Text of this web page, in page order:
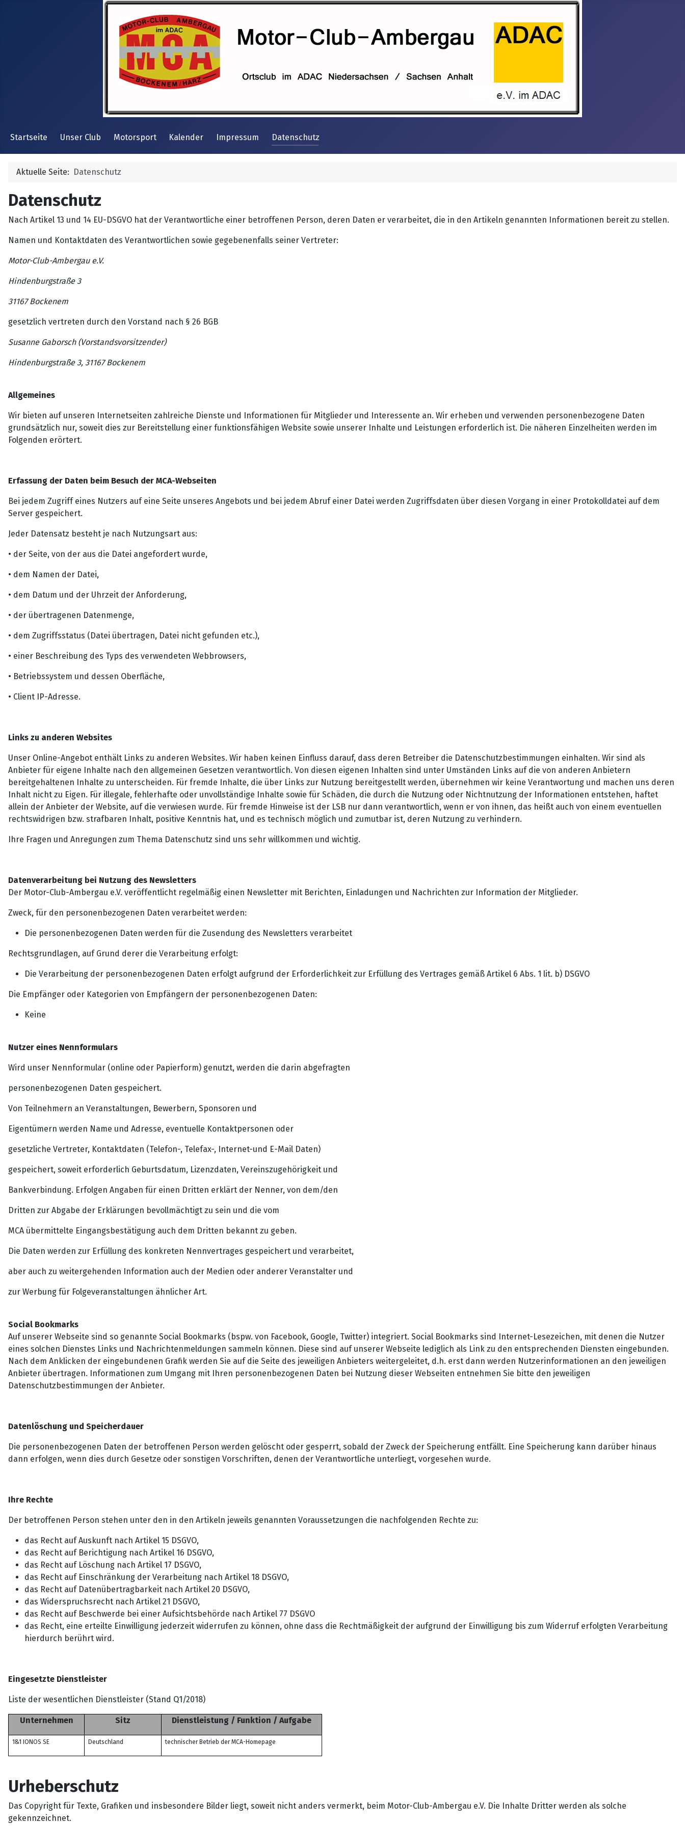
Startseite Unser Club Motorsport Kalender Impressum Datenschutz
Aktuelle Seite: Datenschutz
Datenschutz
Nach Artikel 13 und 14 EU-DSGVO hat der Verantwortliche einer betroffenen Person, deren Daten er verarbeitet, die in den Artikeln genannten Informationen bereit zu stellen.
Namen und Kontaktdaten des Verantwortlichen sowie gegebenenfalls seiner Vertreter:
Motor-Club-Ambergau e.V.
Hindenburgstraße 3
31167 Bockenem
gesetzlich vertreten durch den Vorstand nach § 26 BGB
Susanne Gaborsch (Vorstandsvorsitzender)
Hindenburgstraße 3, 31167 Bockenem
Allgemeines
Wir bieten auf unseren Internetseiten zahlreiche Dienste und Informationen für Mitglieder und Interessente an. Wir erheben und verwenden personenbezogene Daten
grundsätzlich nur, soweit dies zur Bereitstellung einer funktionsfähigen Website sowie unserer Inhalte und Leistungen erforderlich ist. Die näheren Einzelheiten werden im
Folgenden erörtert.
Erfassung der Daten beim Besuch der MCA-Webseiten
Bei jedem Zugriff eines Nutzers auf eine Seite unseres Angebots und bei jedem Abruf einer Datei werden Zugriffsdaten über diesen Vorgang in einer Protokolldatei auf dem
Server gespeichert.
Jeder Datensatz besteht je nach Nutzungsart aus:
• der Seite, von der aus die Datei angefordert wurde,
• dem Namen der Datei,
• dem Datum und der Uhrzeit der Anforderung,
• der übertragenen Datenmenge,
• dem Zugriffsstatus (Datei übertragen, Datei nicht gefunden etc.),
• einer Beschreibung des Typs des verwendeten Webbrowsers,
• Betriebssystem und dessen Oberfläche,
• Client IP-Adresse.
Links zu anderen Websites
Unser Online-Angebot enthält Links zu anderen Websites. Wir haben keinen Einfluss darauf, dass deren Betreiber die Datenschutzbestimmungen einhalten. Wir sind als
Anbieter für eigene Inhalte nach den allgemeinen Gesetzen verantwortlich. Von diesen eigenen Inhalten sind unter Umständen Links auf die von anderen Anbietern
bereitgehaltenen Inhalte zu unterscheiden. Für fremde Inhalte, die über Links zur Nutzung bereitgestellt werden, übernehmen wir keine Verantwortung und machen uns deren
Inhalt nicht zu Eigen. Für illegale, fehlerhafte oder unvollständige Inhalte sowie für Schäden, die durch die Nutzung oder Nichtnutzung der Informationen entstehen, haftet
allein der Anbieter der Website, auf die verwiesen wurde. Für fremde Hinweise ist der LSB nur dann verantwortlich, wenn er von ihnen, das heißt auch von einem eventuellen
rechtswidrigen bzw. strafbaren Inhalt, positive Kenntnis hat, und es technisch möglich und zumutbar ist, deren Nutzung zu verhindern.
Ihre Fragen und Anregungen zum Thema Datenschutz sind uns sehr willkommen und wichtig.
Datenverarbeitung bei Nutzung des Newsletters
Der Motor-Club-Ambergau e.V. veröffentlicht regelmäßig einen Newsletter mit Berichten, Einladungen und Nachrichten zur Information der Mitglieder.
Zweck, für den personenbezogenen Daten verarbeitet werden:
Die personenbezogenen Daten werden für die Zusendung des Newsletters verarbeitet
Rechtsgrundlagen, auf Grund derer die Verarbeitung erfolgt:
Die Verarbeitung der personenbezogenen Daten erfolgt aufgrund der Erforderlichkeit zur Erfüllung des Vertrages gemäß Artikel 6 Abs. 1 lit. b) DSGVO
Die Empfänger oder Kategorien von Empfängern der personenbezogenen Daten:
Keine
Nutzer eines Nennformulars
Wird unser Nennformular (online oder Papierform) genutzt, werden die darin abgefragten
personenbezogenen Daten gespeichert.
Von Teilnehmern an Veranstaltungen, Bewerbern, Sponsoren und
Eigentümern werden Name und Adresse, eventuelle Kontaktpersonen oder
gesetzliche Vertreter, Kontaktdaten (Telefon-, Telefax-, Internet-und E-Mail Daten)
gespeichert, soweit erforderlich Geburtsdatum, Lizenzdaten, Vereinszugehörigkeit und
Bankverbindung. Erfolgen Angaben für einen Dritten erklärt der Nenner, von dem/den
Dritten zur Abgabe der Erklärungen bevollmächtigt zu sein und die vom
MCA übermittelte Eingangsbestätigung auch dem Dritten bekannt zu geben.
Die Daten werden zur Erfüllung des konkreten Nennvertrages gespeichert und verarbeitet,
aber auch zu weitergehenden Information auch der Medien oder anderer Veranstalter und
zur Werbung für Folgeveranstaltungen ähnlicher Art.
Social Bookmarks
Auf unserer Webseite sind so genannte Social Bookmarks (bspw. von Facebook, Google, Twitter) integriert. Social Bookmarks sind Internet-Lesezeichen, mit denen die Nutzer
eines solchen Dienstes Links und Nachrichtenmeldungen sammeln können. Diese sind auf unserer Webseite lediglich als Link zu den entsprechenden Diensten eingebunden.
Nach dem Anklicken der eingebundenen Grafik werden Sie auf die Seite des jeweiligen Anbieters weitergeleitet, d.h. erst dann werden Nutzerinformationen an den jeweiligen
Anbieter übertragen. Informationen zum Umgang mit Ihren personenbezogenen Daten bei Nutzung dieser Webseiten entnehmen Sie bitte den jeweiligen
Datenschutzbestimmungen der Anbieter.
Datenlöschung und Speicherdauer
Die personenbezogenen Daten der betroffenen Person werden gelöscht oder gesperrt, sobald der Zweck der Speicherung entfällt. Eine Speicherung kann darüber hinaus
dann erfolgen, wenn dies durch Gesetze oder sonstigen Vorschriften, denen der Verantwortliche unterliegt, vorgesehen wurde.
Ihre Rechte
Der betroffenen Person stehen unter den in den Artikeln jeweils genannten Voraussetzungen die nachfolgenden Rechte zu:
das Recht auf Auskunft nach Artikel 15 DSGVO,
das Recht auf Berichtigung nach Artikel 16 DSGVO,
das Recht auf Löschung nach Artikel 17 DSGVO,
das Recht auf Einschränkung der Verarbeitung nach Artikel 18 DSGVO,
das Recht auf Datenübertragbarkeit nach Artikel 20 DSGVO,
das Widerspruchsrecht nach Artikel 21 DSGVO,
das Recht auf Beschwerde bei einer Aufsichtsbehörde nach Artikel 77 DSGVO
das Recht, eine erteilte Einwilligung jederzeit widerrufen zu können, ohne dass die Rechtmäßigkeit der aufgrund der Einwilligung bis zum Widerruf erfolgten Verarbeitung
hierdurch berührt wird.
Eingesetzte Dienstleister
Liste der wesentlichen Dienstleister (Stand Q1/2018)
Unternehmen Sitz Dienstleistung / Funktion / Aufgabe
1&1 IONOS SE Deutschland technischer Betrieb der MCA-Homepage
Urheberschutz
Das Copyright für Texte, Grafiken und insbesondere Bilder liegt, soweit nicht anders vermerkt, beim Motor-Club-Ambergau e.V. Die Inhalte Dritter werden als solche
gekennzeichnet.